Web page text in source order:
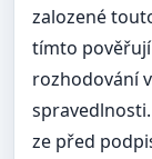
zalozené
tímto
rozhodování
ze před